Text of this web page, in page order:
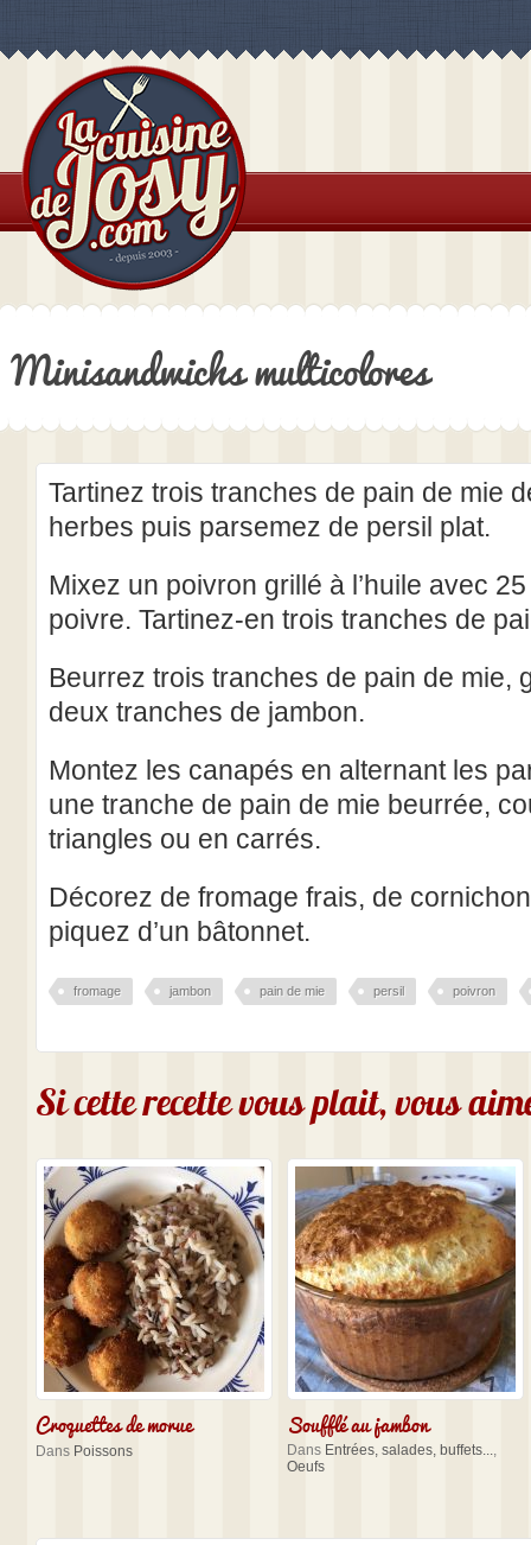
Minisandwichs multicolores
Tartinez trois tranches de pain de mie
herbes puis parsemez de persil plat.
Mixez un poivron grillé à l’huile avec
poivre. Tartinez-en trois tranches de
Beurrez trois tranches de pain de mie,
deux tranches de jambon.
Montez les canapés en alternant les
une tranche de pain de mie beurrée,
triangles ou en carrés.
Décorez de fromage frais, de
piquez d’un bâtonnet.
fromage jambon pain de mie persil poivron
Si cette recette vous plait, vous
Croquettes de morue
Dans Poissons
Soufflé au jambon
Dans Entrées, salades, buffets...,
Oeufs